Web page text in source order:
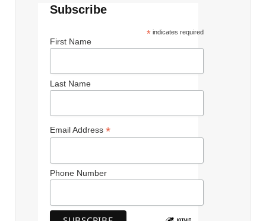
Subscribe
* indicates required
First Name
Last Name
Email Address *
Phone Number